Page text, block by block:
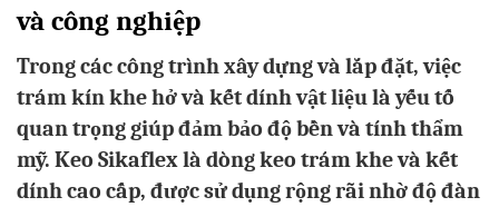
và công nghiệp
Trong các công trình xây dựng và lắp đặt, việc
trám kín khe hở và kết dính vật liệu là yếu tố
quan trọng giúp đảm bảo độ bền và tính thẩm
mỹ. Keo Sikaflex là dòng keo trám khe và kết
dính cao cấp, được sử dụng rộng rãi nhờ độ đàn